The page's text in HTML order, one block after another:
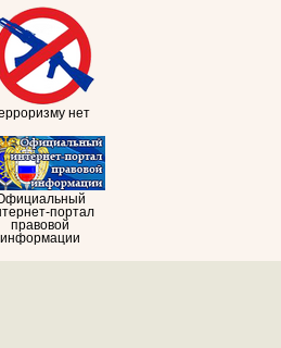
нет
портал
правовой
информации